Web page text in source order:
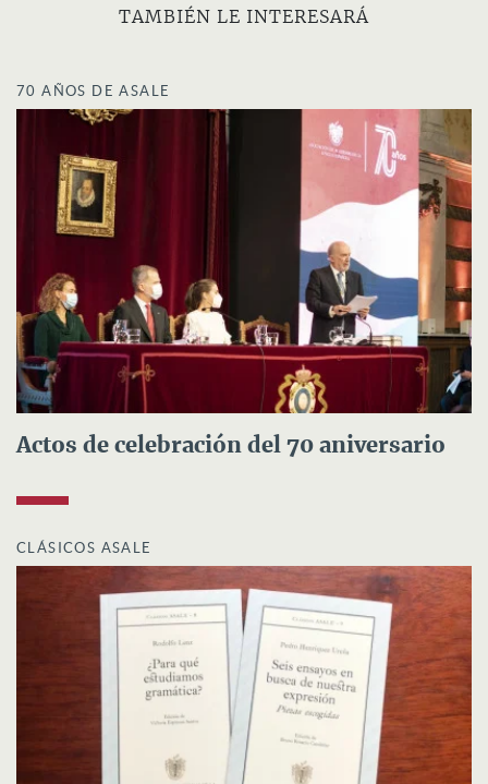
TAMBIÉN LE INTERESARÁ
70 AÑOS DE ASALE
Actos de celebración del 70 aniversario
CLÁSICOS ASALE